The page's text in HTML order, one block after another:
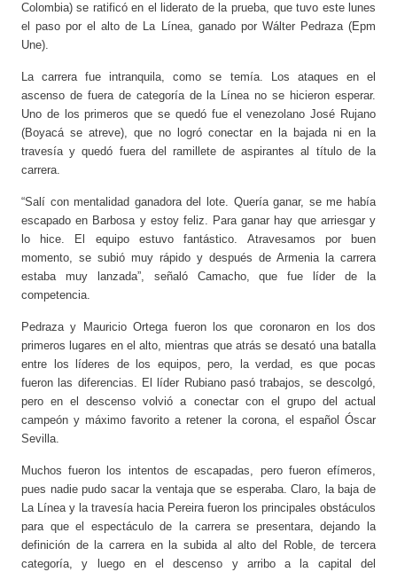
Colombia) se ratificó en el liderato de la prueba, que tuvo este lunes
el paso por el alto de La Línea, ganado por Wálter Pedraza (Epm
Une).
La carrera fue intranquila, como se temía. Los ataques en el
ascenso de fuera de categoría de la Línea no se hicieron esperar.
Uno de los primeros que se quedó fue el venezolano José Rujano
(Boyacá se atreve), que no logró conectar en la bajada ni en la
travesía y quedó fuera del ramillete de aspirantes al título de la
carrera.
“Salí con mentalidad ganadora del lote. Quería ganar, se me había
escapado en Barbosa y estoy feliz. Para ganar hay que arriesgar y
lo hice. El equipo estuvo fantástico. Atravesamos por buen
momento, se subió muy rápido y después de Armenia la carrera
estaba muy lanzada”, señaló Camacho, que fue líder de la
competencia.
Pedraza y Mauricio Ortega fueron los que coronaron en los dos
primeros lugares en el alto, mientras que atrás se desató una batalla
entre los líderes de los equipos, pero, la verdad, es que pocas
fueron las diferencias. El líder Rubiano pasó trabajos, se descolgó,
pero en el descenso volvió a conectar con el grupo del actual
campeón y máximo favorito a retener la corona, el español Óscar
Sevilla.
Muchos fueron los intentos de escapadas, pero fueron efímeros,
pues nadie pudo sacar la ventaja que se esperaba. Claro, la baja de
La Línea y la travesía hacia Pereira fueron los principales obstáculos
para que el espectáculo de la carrera se presentara, dejando la
definición de la carrera en la subida al alto del Roble, de tercera
categoría, y luego en el descenso y arribo a la capital del